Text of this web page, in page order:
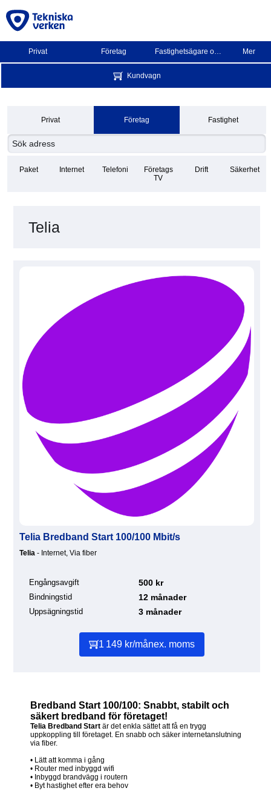
Privat Företag Fastighetsägare och BRF Mer
Kundvagn
Privat Företag Fastighet
Paket Internet Telefoni
Företags
TV
Drift Säkerhet
Telia
Telia Bredband Start 100/100 Mbit/s
Telia - Internet, Via fiber
Engångsavgift 500 kr
Bindningstid 12 månader
Uppsägningstid 3 månader
1 149 kr/månex. moms
Bredband Start 100/100: Snabbt, stabilt och
säkert bredband för företaget!
Telia Bredband Start är det enkla sättet att få en trygg
uppkoppling till företaget. En snabb och säker internetanslutning
via fiber.
• Lätt att komma i gång
• Router med inbyggd wifi
• Inbyggd brandvägg i routern
• Byt hastighet efter era behov